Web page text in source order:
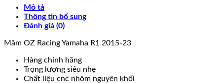
Mô tả
Thông tin bổ sung
Đánh giá (0)
Mâm OZ Racing Yamaha R1 2015-23
Hàng chính hãng
Trọng lượng siêu nhẹ
Chất liệu cnc nhôm nguyên khối